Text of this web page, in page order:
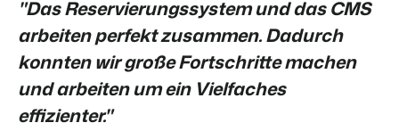
"Das Reservierungssystem und das CMS
arbeiten perfekt zusammen. Dadurch
konnten wir große Fortschritte machen
und arbeiten um ein Vielfaches
effizienter."